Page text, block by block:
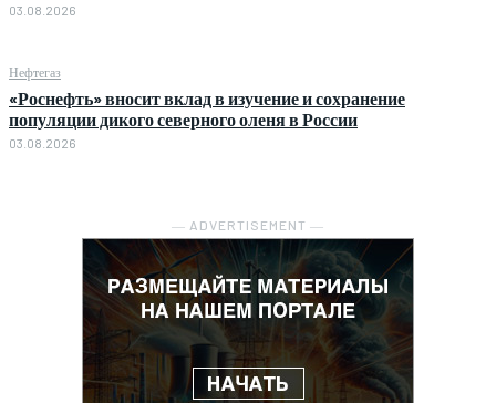
03.08.2026
Нефтегаз
«Роснефть» вносит вклад в изучение и сохранение
популяции дикого северного оленя в России
03.08.2026
― ADVERTISEMENT ―